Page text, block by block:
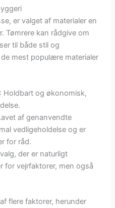
er valget af materialer en
Tømrere kan rådgive om
til både stil og
mest populære materialer
: Holdbart og økonomisk,
af genanvendte
vedligeholdelse og er
for råd.
der er naturligt
for vejrfaktorer, men også
flere faktorer, herunder